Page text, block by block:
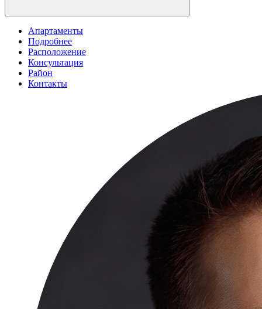
Апартаменты
Подробнее
Расположение
Консультация
Район
Контакты